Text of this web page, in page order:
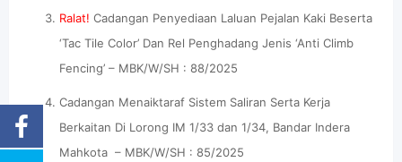
Ralat! Cadangan Penyediaan Laluan Pejalan Kaki Beserta
‘Tac Tile Color’ Dan Rel Penghadang Jenis ‘Anti Climb
Fencing’ – MBK/W/SH : 88/2025
Cadangan Menaiktaraf Sistem Saliran Serta Kerja
Berkaitan Di Lorong IM 1/33 dan 1/34, Bandar Indera
Mahkota – MBK/W/SH : 85/2025